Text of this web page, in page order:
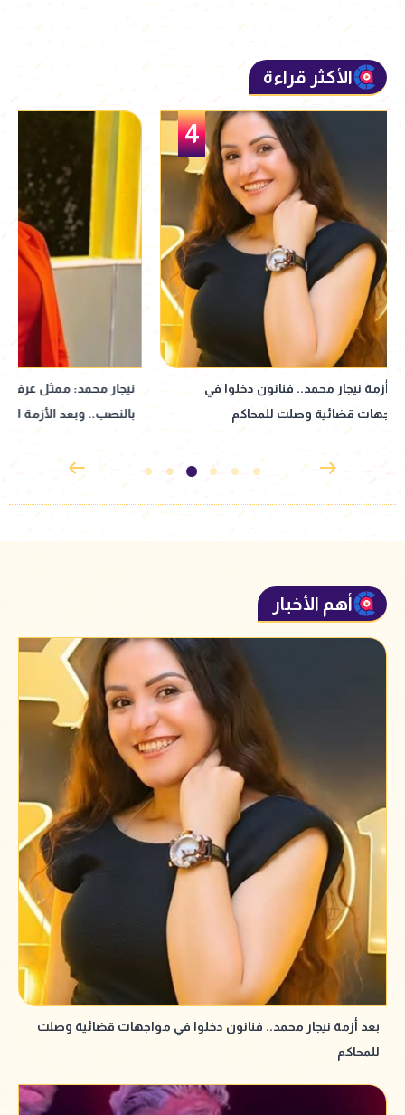
الأكثر قراءة
نيجار محمد: ممثل عرفني على المتهم
بالنصب.. وبعد الأزمة انسحب| خاص
نبيلة عبيد تعود
إذاعي جديد مأخوذ
أهم الأخبار
بعد أزمة نيجار محمد.. فنانون دخلوا في مواجهات قضائية وصلت
للمحاكم